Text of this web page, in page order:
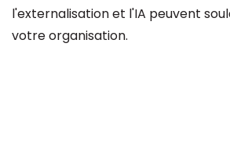
l'externalisation et l'IA peuvent
votre organisation.